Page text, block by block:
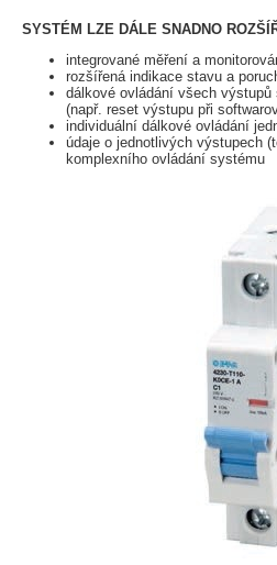
SYSTÉM LZE DÁLE SNADNO
integrované měření a
rozšířená indikace stavu a
dálkové ovládání všech
(např. reset výstupu při
individuální dálkové ovládání
údaje o jednotlivých výstupech
komplexního ovládání systému